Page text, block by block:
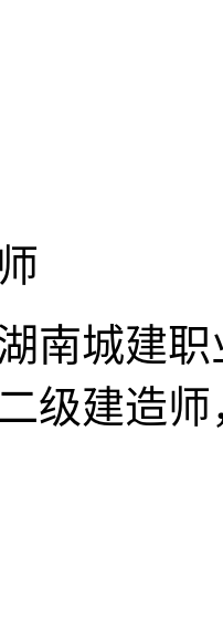
南城建
级建造